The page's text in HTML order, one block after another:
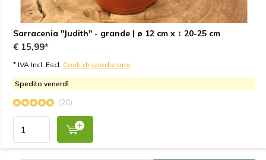
Sarracenia "Judith" - grande | ø 12 cm x ↕ 20-25 cm
€ 15,99*
* IVA Incl. Escl. Costi di spedizione
Spedito venerdì
(20)